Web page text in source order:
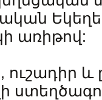
առիթով:
ուշադիր և